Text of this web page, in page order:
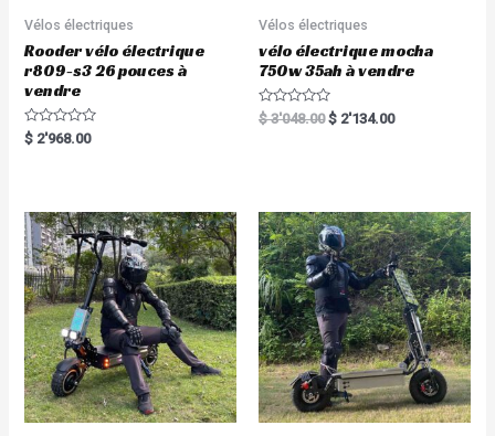
Vélos électriques
Rooder vélo électrique
r809-s3 26 pouces à
vendre
R
a
o
u
t
o
f
5
$ 2'968.00
Vélos électriques
vélo électrique mocha
750w 35ah à vendre
R
a
t
o
f
5
$3'048.00 $ 2'134.00